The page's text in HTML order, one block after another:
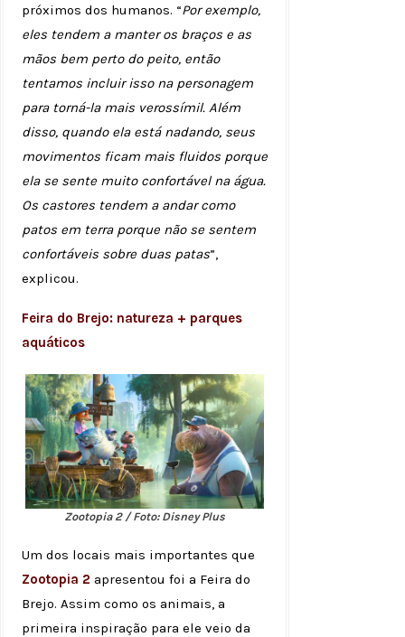
próximos dos humanos. “Por exemplo,
eles tendem a manter os braços e as
mãos bem perto do peito, então
tentamos incluir isso na personagem
para torná-la mais verossímil. Além
disso, quando ela está nadando, seus
movimentos ficam mais fluidos porque
ela se sente muito confortável na água.
Os castores tendem a andar como
patos em terra porque não se sentem
confortáveis ​​sobre duas patas”,
explicou.
Feira do Brejo: natureza + parques
aquáticos
Zootopia 2 / Foto: Disney Plus
Um dos locais mais importantes que
Zootopia 2 apresentou foi a Feira do
Brejo. Assim como os animais, a
primeira inspiração para ele veio da